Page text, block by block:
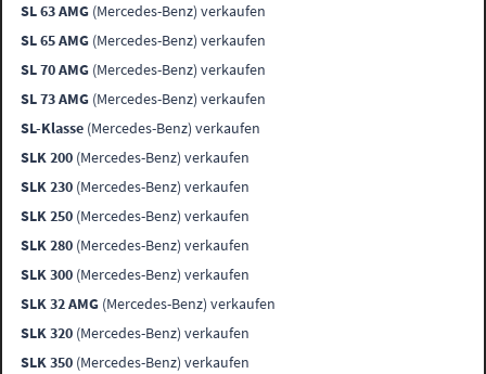
SL 63 AMG (Mercedes-Benz) verkaufen
SL 65 AMG (Mercedes-Benz) verkaufen
SL 70 AMG (Mercedes-Benz) verkaufen
SL 73 AMG (Mercedes-Benz) verkaufen
SL-Klasse (Mercedes-Benz) verkaufen
SLK 200 (Mercedes-Benz) verkaufen
SLK 230 (Mercedes-Benz) verkaufen
SLK 250 (Mercedes-Benz) verkaufen
SLK 280 (Mercedes-Benz) verkaufen
SLK 300 (Mercedes-Benz) verkaufen
SLK 32 AMG (Mercedes-Benz) verkaufen
SLK 320 (Mercedes-Benz) verkaufen
SLK 350 (Mercedes-Benz) verkaufen